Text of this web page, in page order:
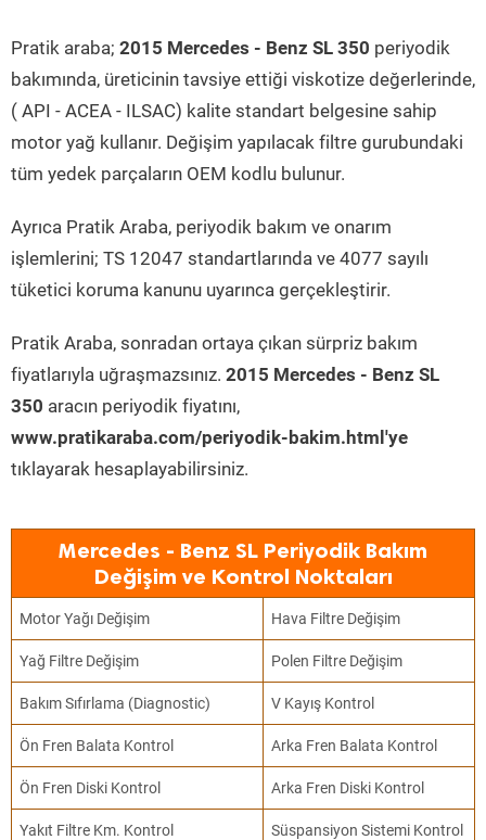
Pratik araba; 2015 Mercedes - Benz SL 350 periyodik
bakımında, üreticinin tavsiye ettiği viskotize değerlerinde,
( API - ACEA - ILSAC) kalite standart belgesine sahip
motor yağ kullanır. Değişim yapılacak filtre gurubundaki
tüm yedek parçaların OEM kodlu bulunur.
Ayrıca Pratik Araba, periyodik bakım ve onarım
işlemlerini; TS 12047 standartlarında ve 4077 sayılı
tüketici koruma kanunu uyarınca gerçekleştirir.
Pratik Araba, sonradan ortaya çıkan sürpriz bakım
fiyatlarıyla uğraşmazsınız. 2015 Mercedes - Benz SL
350 aracın periyodik fiyatını,
www.pratikaraba.com/periyodik-bakim.html'ye
tıklayarak hesaplayabilirsiniz.
Mercedes - Benz SL Periyodik Bakım
Değişim ve Kontrol Noktaları
Motor Yağı Değişim Hava Filtre Değişim
Yağ Filtre Değişim Polen Filtre Değişim
Bakım Sıfırlama (Diagnostic) V Kayış Kontrol
Ön Fren Balata Kontrol Arka Fren Balata Kontrol
Ön Fren Diski Kontrol Arka Fren Diski Kontrol
Yakıt Filtre Km. Kontrol Süspansiyon Sistemi Kontrol